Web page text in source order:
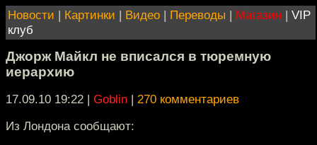
Новости | Картинки | Видео | Переводы | Магазин | VIP
клуб
Джорж Майкл не вписался в тюремную
иерархию
17.09.10 19:22 | Goblin | 270 комментариев
Из Лондона сообщают: